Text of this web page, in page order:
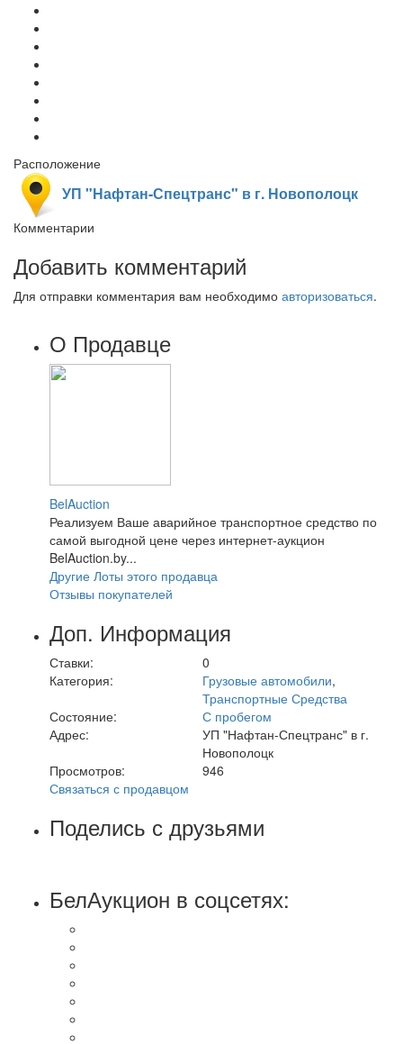
Расположение
УП "Нафтан-Спецтранс" в г. Новополоцк
Комментарии
Добавить комментарий
Для отправки комментария вам необходимо авторизоваться.
О Продавце
BelAuction
Реализуем Ваше аварийное транспортное средство по
самой выгодной цене через интернет-аукцион
BelAuction.by...
Другие Лоты этого продавца
Отзывы покупателей
Доп. Информация
Ставки:
0
Категория:
Грузовые автомобили,
Транспортные Средства
Состояние:
С пробегом
Адрес:
УП "Нафтан-Спецтранс" в г.
Новополоцк
Просмотров:
946
Связаться с продавцом
Поделись с друзьями
БелАукцион в соцсетях: